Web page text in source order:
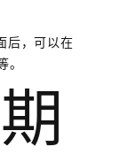
后，可以在